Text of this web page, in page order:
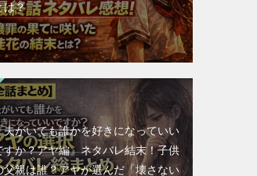
は？
夫がいても誰かを好きになっていい
すか？アヤ編』ネタバレ結末！子供
父親は誰？アヤが選んだ「壊さない